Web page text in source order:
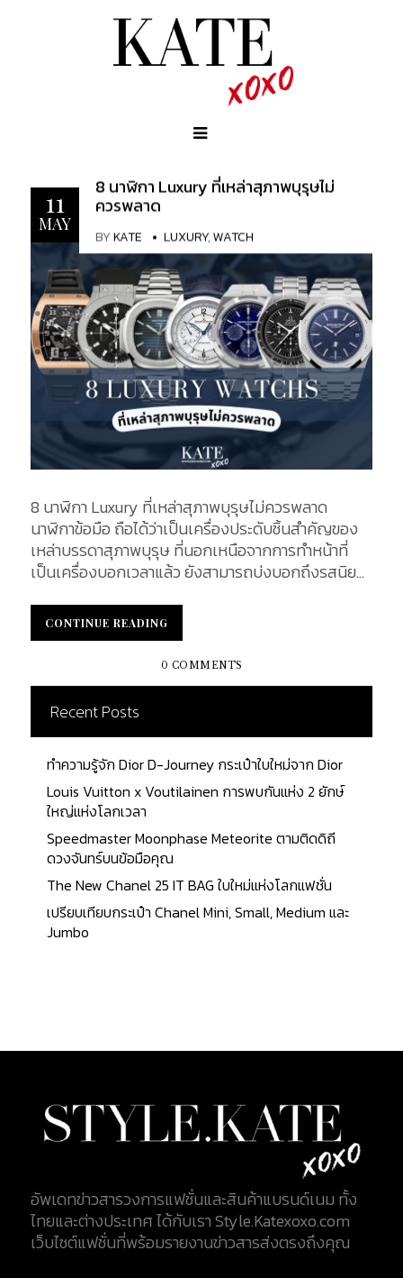
11
MAY
8 นาฬิกา Luxury ที่เหล่าสุภาพบุรุษไม่
ควรพลาด
BYKATE LUXURY,WATCH
8 นาฬิกา Luxury ที่เหล่าสุภาพบุรุษไม่ควรพลาด
นาฬิกาข้อมือ ถือได้ว่าเป็นเครื่องประดับชิ้นสำคัญของ
เหล่าบรรดาสุภาพบุรุษ ที่นอกเหนือจากการทำหน้าที่
เป็นเครื่องบอกเวลาแล้ว ยังสามารถบ่งบอกถึงรสนิยม
สะสมและเป็นทรัพย์สินเพื่อการลงทุนในอนาคต
KATEXOXO ได้ทำการรวบรวมนาฬิกา 8 รุ่น ซึ่งได้รับ
การยอมรับจากสุภาพบุรุษทั่วโลกว่า เป็นที่ใฝ่ฝันอยาก
ครอบครองเป็นเจ้าของสักครั้งหนึ่งในชีวิต Rolex
Daytona Rolex Daytona สุดยอดนาฬิกาอมตะ เปิดตัว
ครั้งแรกเมื่อปี ค.ศ. 1963 ตัวแทนสำหรับผู้หลงไหลใน
การขับขี่และความเร็ว ถูกดีไซน์ออกมาเพื่อตอบสนอง
ความต้องการของนักแข่งรถมืออาชีพ เพื่อช่วยให้นัก
แข่งรถสามารถคำนวนเวลาที่ใช้ไปและอ่านความเร็วเฉลี่ย
บนขอบหน้าปัดขนาด 40 มิลลิเมตร ที่มีคุณสมบัติเป็น
มาตรวัดความเร็ว รวมถึงส่วนแสดงเวลา 3 ช่อง และปุ่ม
กดด้านข้าง ช่วยให้นักแข่งรถสามารถจับเวลาที่ใช้ไป โดย
แสดงรูปแบบเป็นชั่วโมง นาที และวินาทีบนหน้าปัด ชื่อ
รุ่น Daytona เป็นการยกย่องความสำคัญให้แก่เมือง
Daytona ในรัฐฟลอริดา ซึ่งเป็นสถานที่ที่การแข่งรถ
และความหลงใหลในความเร็วได้รับการพัฒนาขึ้นในช่วง
ของนาฬิกาสปอร์ต เป็นการรวบรวมประวัติศาสตร์และ
ในตำนานอย่าง Paul Newman จึงเป็นแฟนตัวยงของ
นาฬิกาและ Daytona ยังคงเป็นที่หมายปองของสุภาพ
หรือที่รู้จักโดยทั่วไปกับตัวย่อภาษาอังกฤษ 2 ตัว AP อีก
หนึ่งแบรนด์นาฬิกาเก่าแก่ระดับ Holy Trinity ซึ่งก่อตั้ง
มาตั้งแต่ปี ค.ศ....
CONTINUE READING
CONTINUE READING
0 COMMENTS
Recent Posts
ทำความรู้จัก Dior D-Journey กระเป๋าใบใหม่จาก Dior
Louis Vuitton x Voutilainen การพบกันแห่ง 2 ยักษ์
ใหญ่แห่งโลกเวลา
Speedmaster Moonphase Meteorite ตามติดดิถี
ดวงจันทร์บนข้อมือคุณ
The New Chanel 25 IT BAG ใบใหม่แห่งโลกแฟชั่น
เปรียบเทียบกระเป๋า Chanel Mini, Small, Medium และ
Jumbo
อัพเดทข่าวสารวงการแฟชั่นและสินค้าแบรนด์เนม ทั้ง
ไทยและต่างประเทศ ได้กับเรา Style.Katexoxo.com
เว็บไซต์แฟชั่นที่พร้อมรายงานข่าวสารส่งตรงถึงคุณ